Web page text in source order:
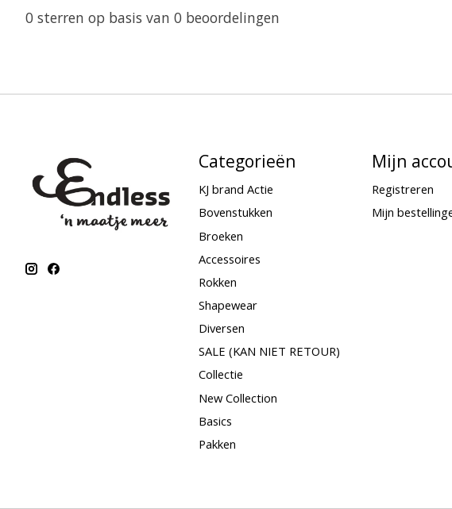
0 sterren op basis van 0 beoordelingen
Categorieën
KJ brand Actie
Bovenstukken
Broeken
Accessoires
Rokken
Shapewear
Diversen
SALE (KAN NIET RETOUR)
Collectie
New Collection
Basics
Pakken
Mijn
Registreren
Mijn